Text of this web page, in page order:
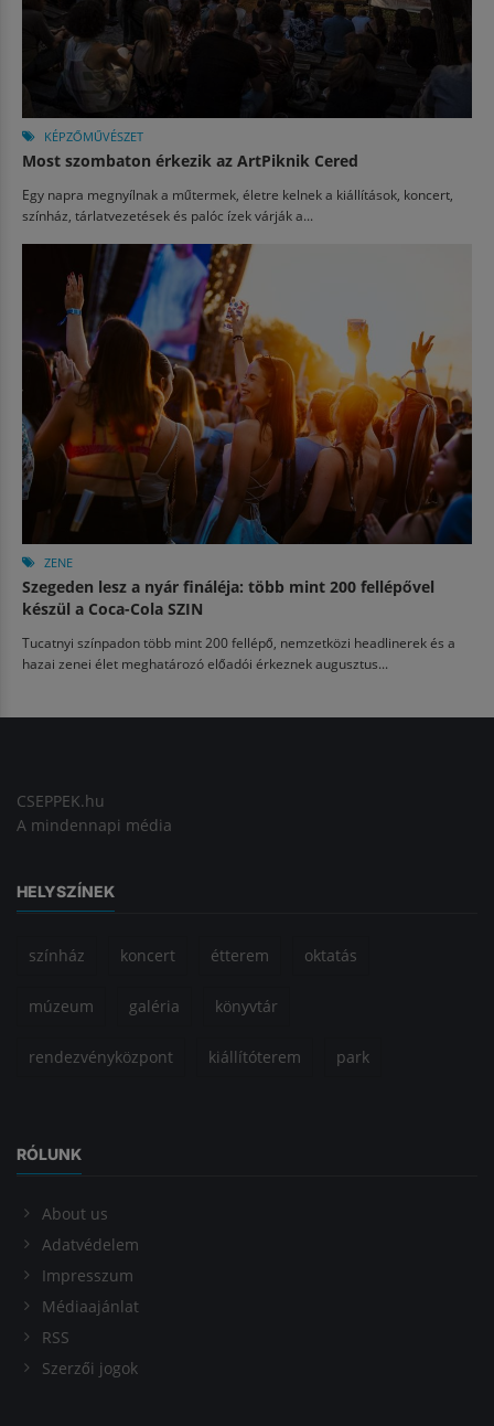
KÉPZŐMŰVÉSZET
Most szombaton érkezik az ArtPiknik Cered
Egy napra megnyílnak a műtermek, életre kelnek a kiállítások, koncert,
színház, tárlatvezetések és palóc ízek várják a...
ZENE
Szegeden lesz a nyár fináléja: több mint 200 fellépővel
készül a Coca-Cola SZIN
Tucatnyi színpadon több mint 200 fellépő, nemzetközi headlinerek és a
hazai zenei élet meghatározó előadói érkeznek augusztus...
CSEPPEK.hu
A mindennapi média
HELYSZÍNEK
színház koncert étterem oktatás
múzeum galéria könyvtár
rendezvényközpont kiállítóterem park
RÓLUNK
About us
Adatvédelem
Impresszum
Médiaajánlat
RSS
Szerzői jogok